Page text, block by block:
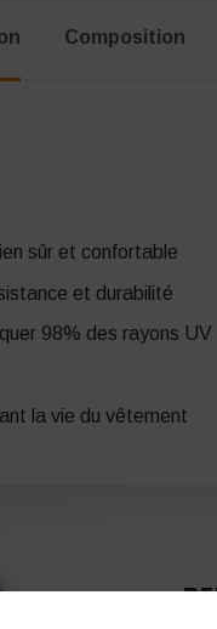
Composition
sûr et confortable
et durabilité
98% des rayons UV
la vie du vêtement